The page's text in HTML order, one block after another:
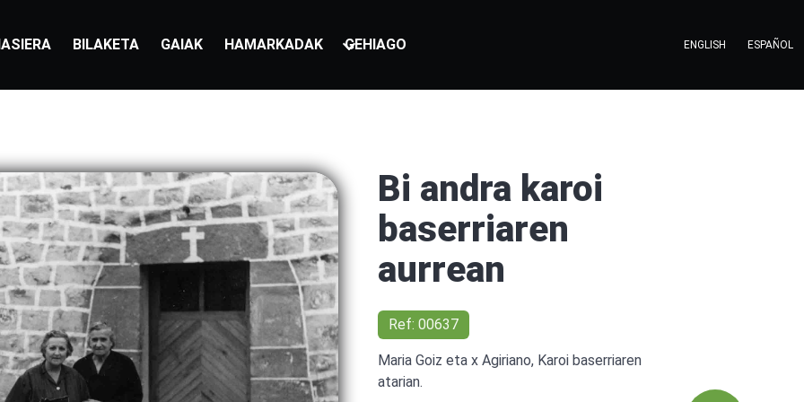
BILAKETA GAIAK HAMARKADAK GEHIAGO ENGLISH ESPAÑOL
Bi andra karoi
baserriaren
aurrean
Ref: 00637
Maria Goiz eta x Agiriano, Karoi baserriaren
atarian.